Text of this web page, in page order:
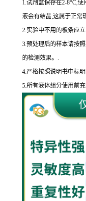
1.试剂盒保存在2-8°C,使
液会有结晶,这属于正常
2.实验中不用的板条应
3.预处理后的样本请按
的检测效果。 .
4.严格按照说明书中标
5.所有液体组分使用前充